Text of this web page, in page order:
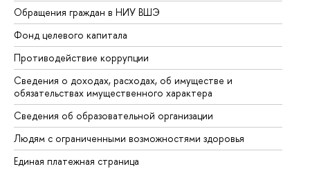
Обращения граждан в НИУ ВШЭ
Фонд целевого капитала
Противодействие коррупции
Сведения о доходах, расходах, об имуществе и
обязательствах имущественного характера
Сведения об образовательной организации
Людям с ограниченными возможностями здоровья
Единая платежная страница